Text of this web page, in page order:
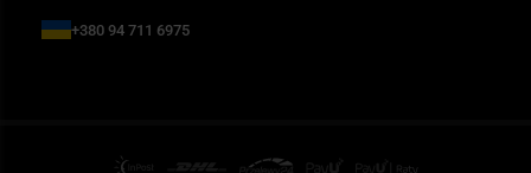
+380 94 711 6975